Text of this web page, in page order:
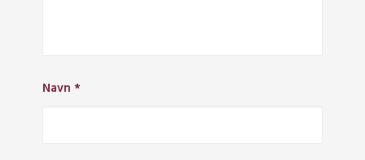
Navn *